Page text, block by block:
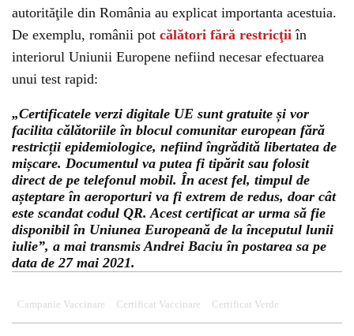
autorităţile din România au explicat importanta acestuia.
De exemplu, românii pot călători fără restricţii în
interiorul Uniunii Europene nefiind necesar efectuarea
unui test rapid:
„Certificatele verzi digitale UE sunt gratuite și vor
facilita călătoriile în blocul comunitar european fără
restricții epidemiologice, nefiind îngrădită libertatea de
mișcare. Documentul va putea fi tipărit sau folosit
direct de pe telefonul mobil. În acest fel, timpul de
așteptare în aeroporturi va fi extrem de redus, doar cât
este scandat codul QR. Acest certificat ar urma să fie
disponibil în Uniunea Europeană de la începutul lunii
iulie”, a mai transmis Andrei Baciu în postarea sa pe
data de 27 mai 2021.
Campanie Vaccinare Certificat Vaccinare Certificat Verde